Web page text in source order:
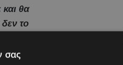
και θα
το
με
σας